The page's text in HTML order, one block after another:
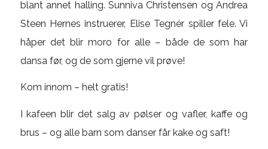
blant annet halling. Sunniva Christensen og Andrea
Steen Hernes instruerer, Elise Tegnér spiller fele. Vi
håper det blir moro for alle – både de som har
dansa før, og de som gjerne vil prøve!
Kom innom – helt gratis!
I kafeen blir det salg av pølser og vafler, kaffe og
brus – og alle barn som danser får kake og saft!